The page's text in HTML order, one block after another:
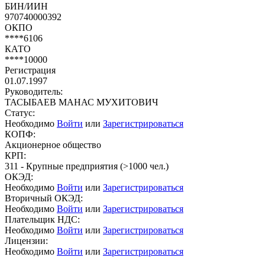
БИН/ИИН
970740000392
ОКПО
****6106
КАТО
****10000
Регистрация
01.07.1997
Руководитель:
ТАСЫБАЕВ МАНАС МУХИТОВИЧ
Статус:
Необходимо Войти или Зарегистрироваться
КОПФ:
Акционерное общество
КРП:
311 - Крупные предприятия (>1000 чел.)
ОКЭД:
Необходимо Войти или Зарегистрироваться
Вторичный ОКЭД:
Необходимо Войти или Зарегистрироваться
Плательщик НДС:
Необходимо Войти или Зарегистрироваться
Лицензии:
Необходимо Войти или Зарегистрироваться